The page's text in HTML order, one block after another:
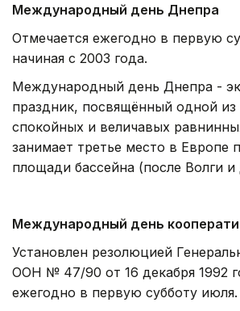
Международный день Днепра
Отмечается ежегодно в первую
начиная с 2003 года.
Международный день Днепра -
праздник, посвящённый одной из
спокойных и величавых
занимает третье место в Европе
площади бассейна (после Волги и
Международный день
Установлен резолюцией
ООН № 47/90 от 16 декабря 1992
ежегодно в первую субботу июля.